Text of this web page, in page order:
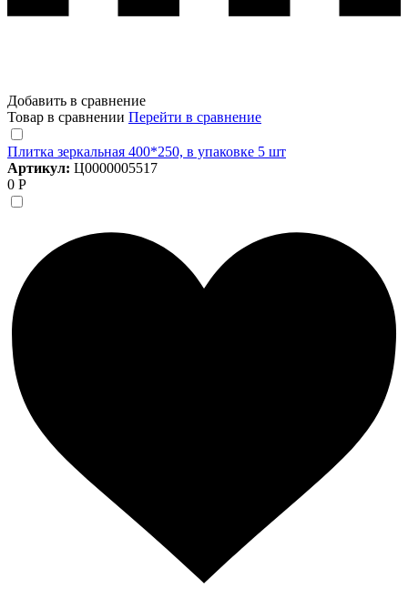
Добавить в сравнение
Товар в сравнении Перейти в сравнение
Плитка зеркальная 400*250, в упаковке 5 шт
Артикул: Ц0000005517
0 Р